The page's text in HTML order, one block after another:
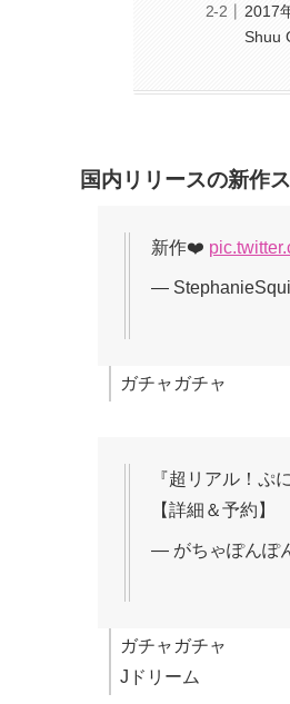
2017
Shuu
国内リリースの新作
新作❤️
—
ガチャガチャ
『超リアル！ぷ
【詳細＆予約】
— がちゃぽんぽ
ガチャガチャ
Jドリーム